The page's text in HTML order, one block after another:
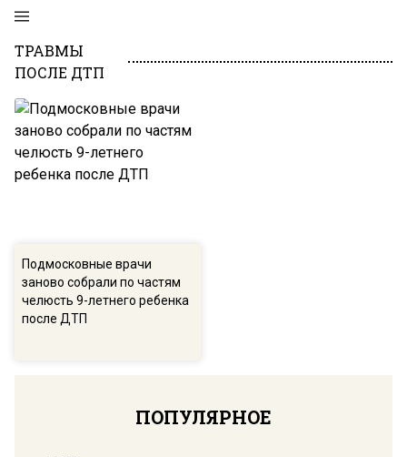
ТРАВМЫ
ПОСЛЕ ДТП
Подмосковные врачи
заново собрали по частям
челюсть 9-летнего ребенка
после ДТП
ПОПУЛЯРНОЕ